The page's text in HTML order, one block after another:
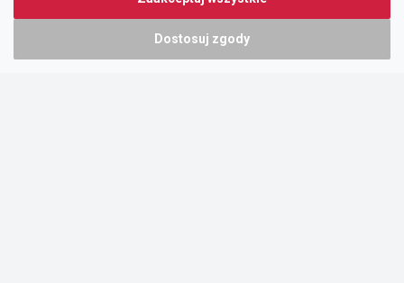
Dostosuj zgody